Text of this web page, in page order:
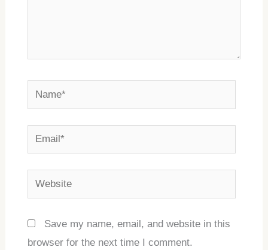
Name*
Email*
Website
Save my name, email, and website in this
browser for the next time I comment.